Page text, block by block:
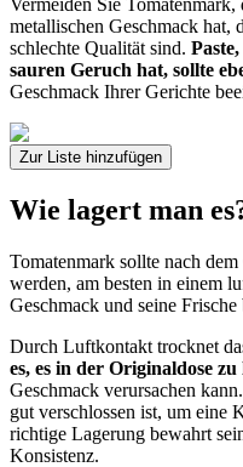
Vermeiden Sie Tomatenmark,
metallischen Geschmack hat,
schlechte Qualität sind.
sauren Geruch hat, sollte
Geschmack Ihrer Gerichte
Zur Liste hinzufügen
Wie lagert man
Tomatenmark sollte nach
werden, am besten in einem
Geschmack und seine
Durch Luftkontakt trocknet
es, es in der Originaldose zu
Geschmack verursachen
gut verschlossen ist, um eine
richtige Lagerung bewahrt
Konsistenz.